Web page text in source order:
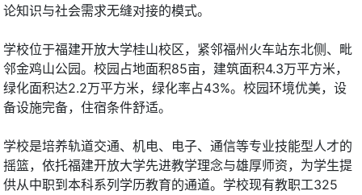
论知识与社会需求无缝对接的模式。
学校位于福建开放大学桂山校区，紧邻福州火车站东北侧、毗
邻金鸡山公园。校园占地面积85亩，建筑面积4.3万平方米，
绿化面积达2.2万平方米，绿化率占43%。校园环境优美，设
备设施完备，住宿条件舒适。
学校是培养轨道交通、机电、电子、通信等专业技能型人才的
摇篮，依托福建开放大学先进教学理念与雄厚师资，为学生提
供从中职到本科系列学历教育的通道。学校现有教职工325